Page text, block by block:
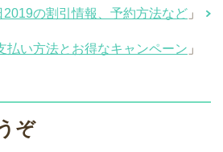
2019の割引情報、予約方法など 」
払い方法とお得なキャンペーン 」
ぞ